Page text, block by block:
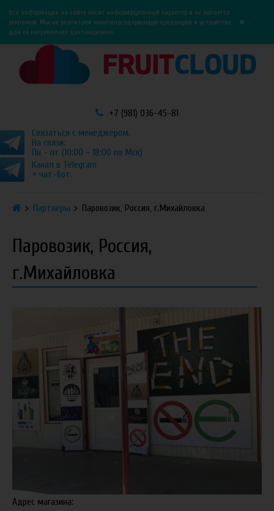
0
Вся информация на сайте носит информационный характер и не является
рекламой. Мы не реализуем никотиносодержащую продукцию и устройства
для её потребления дистанционно.
×
+7 (981) 036-45-81
Связаться с менеджером.
На связи:
Пн - пт (10:00 - 18:00 по Мск)
Канал в Telegram
+ чат-бот.
Партнеры Паровозик, Россия, г.Михайловка
Паровозик, Россия,
г.Михайловка
Адрес магазина: